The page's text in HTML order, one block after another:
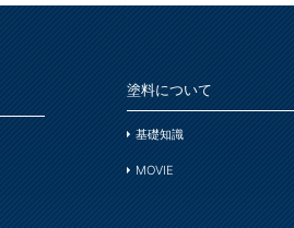
塗料について
基礎知識
MOVIE